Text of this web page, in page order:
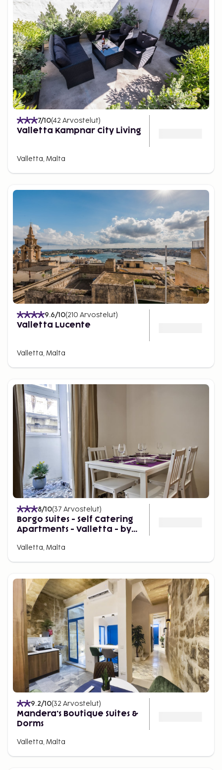
7/10(42 Arvostelut)
Valletta Kampnar City Living
Valletta, Malta
9.6/10(210 Arvostelut)
Valletta Lucente
Valletta, Malta
8/10(37 Arvostelut)
Borgo Suites - Self Catering
Apartments - Valletta - by
Valletta, Malta
9.2/10(32 Arvostelut)
Mandera's Boutique Suites &
Dorms
Valletta, Malta